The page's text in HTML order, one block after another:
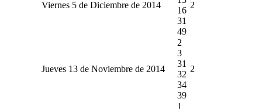
Viernes 5 de Diciembre de 2014
16
31
49
2
Jueves 13 de Noviembre de 2014
2
3
31
32
34
39
2
1